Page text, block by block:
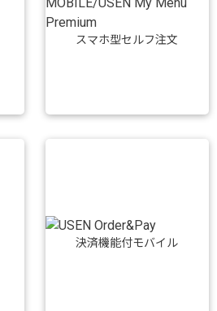
スマホ型セルフ注文
決済機能付モバイル